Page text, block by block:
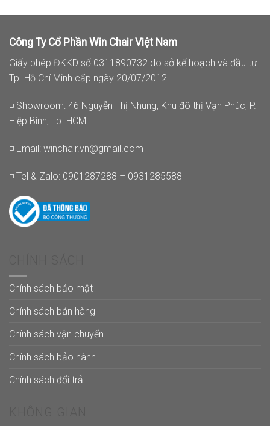
Công Ty Cổ Phần Win Chair Việt Nam
Giấy phép ĐKKD số 0311890732 do sở kế hoạch và đầu tư
Tp. Hồ Chí Minh cấp ngày 20/07/2012
◽ Showroom: 46 Nguyễn Thị Nhung, Khu đô thị Vạn Phúc, P.
Hiệp Bình, Tp. HCM
◽ Email: winchair.vn@gmail.com
◽ Tel & Zalo: 0901287288 – 0931285588
Chính sách bảo mật
Chính sách bán hàng
Chính sách vận chuyển
Chính sách bảo hành
Chính sách đổi trả